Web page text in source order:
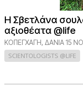
Η Σβετλάνα
αξιοθέατα @life
ΚΟΠΕΓΧΆΓΗ, ΔΑΝΊΑ15
SCIENTOLOGISTS @LIFE